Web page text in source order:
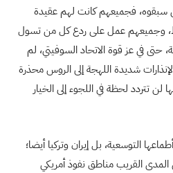
سبقوه، فجميعهم كانت لهم عقيدة
وجميعهم عمل على ردع كل من تسول
حتى في عز قوة الاتحاد السوفيتي، لم
شديدة اللهجة إلى الروس محذرة
لن تتردد لحظة في اللجوء إلى الخيار
التوسعية، بل إيران وتركيا أيضا؛
القريب مناطق نفوذ أمريكي